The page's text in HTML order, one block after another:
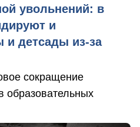
увольнений: в
и
детсады из-за
сокращение
образовательных